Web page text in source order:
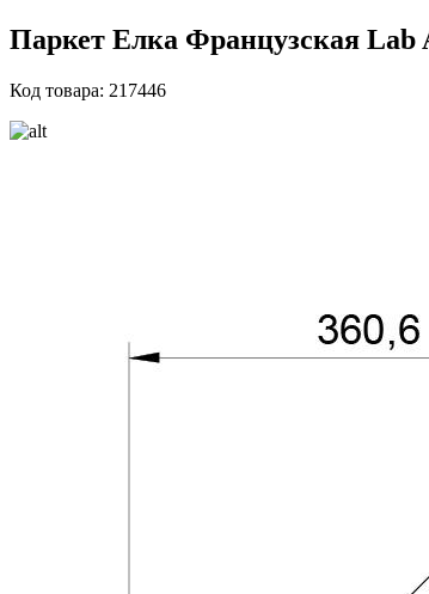
Паркет Елка Французская Lab
Код товара: 217446